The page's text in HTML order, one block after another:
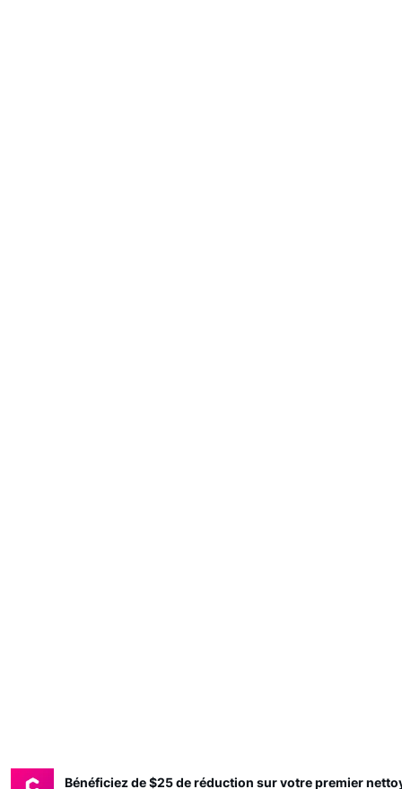
Bénéficiez de $25 de réduction sur votre premier